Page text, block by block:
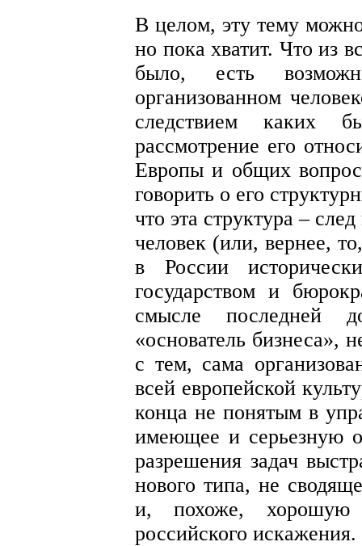
В целом, эту тему
но пока хватит. Что из
было, есть
организованном
следствием
рассмотрение его
Европы и общих
говорить о его
что эта структура –
человек (или, вернее,
в России
государством и
смысле последней
«основатель бизнеса»,
с тем, сама
всей европейской
конца не понятым в
имеющее и серьезную
разрешения задач
нового типа, не
и, похоже, хорошую
российского искажения.